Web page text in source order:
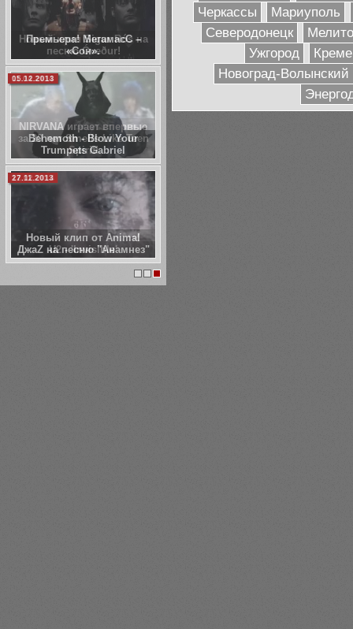
Премьера! МегамасС –
«Сон».
Behemoth - Blow Your
Trumpets Gabriel
05.12.2013
Новый клип от Animal
ДжаZ на песню "Анамнез"
27.11.2013
Черкассы
Мариуполь
Северодонецк
Ужгород
Новоград-Волынский